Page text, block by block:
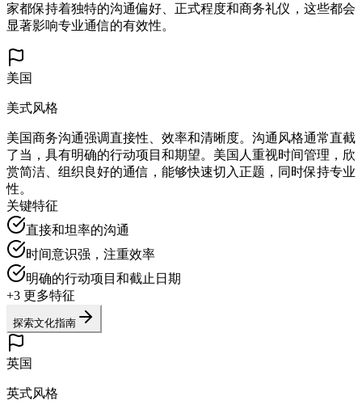
家都保持着独特的沟通偏好、正式程度和商务礼仪，这些都会
显著影响专业通信的有效性。
美国
美式风格
美国商务沟通强调直接性、效率和清晰度。沟通风格通常直截
了当，具有明确的行动项目和期望。美国人重视时间管理，欣
赏简洁、组织良好的通信，能够快速切入正题，同时保持专业
性。
关键特征
直接和坦率的沟通
时间意识强，注重效率
明确的行动项目和截止日期
+3 更多特征
探索文化指南
英国
英式风格